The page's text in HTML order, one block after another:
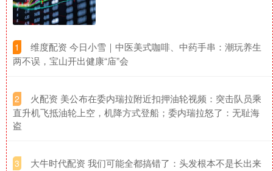
1
​维度配资 今日小雪｜中医美式咖啡、中药手串：潮玩养生
两不误，宝山开出健康“庙”会
2
​火配资 美公布在委内瑞拉附近扣押油轮视频：突击队员乘
直升机飞抵油轮上空，机降方式登船；委内瑞拉怒了：无耻海
盗
3
​大牛时代配资 我们可能全都搞错了：头发根本不是长出来